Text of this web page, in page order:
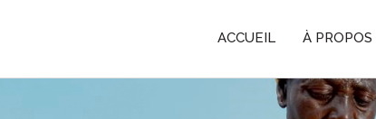
ACCUEIL À PROPOS